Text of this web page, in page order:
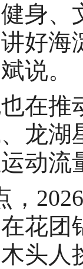
身
好海
说。
推
龙湖
动流
2026
花
头